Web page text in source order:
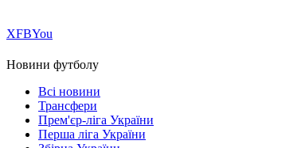
ХFBYou
Новини футболу
Всі новини
Трансфери
Прем'єр-ліга України
Перша ліга України